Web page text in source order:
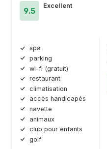
9.5
Excellent
spa
parking
wi-fi (gratuit)
restaurant
climatisation
accès handicapés
navette
animaux
club pour enfants
golf